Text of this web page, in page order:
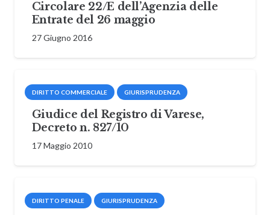
Circolare 22/E dell’Agenzia delle
Entrate del 26 maggio
27 Giugno 2016
DIRITTO COMMERCIALE GIURISPRUDENZA
Giudice del Registro di Varese,
Decreto n. 827/10
17 Maggio 2010
DIRITTO PENALE GIURISPRUDENZA